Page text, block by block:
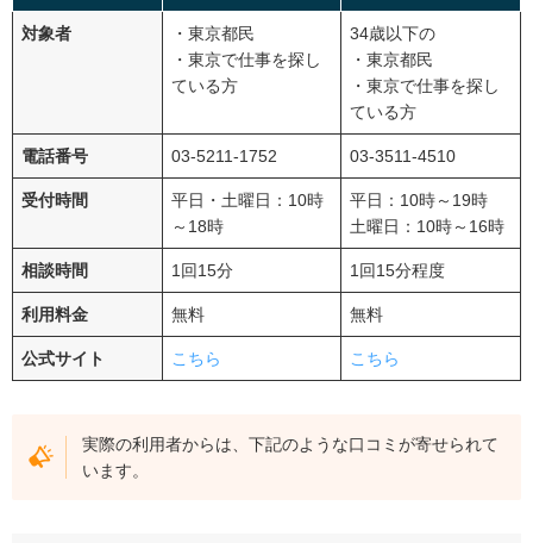
対象者
・東京都民
・東京で仕事を探し
ている方
34歳以下の
・東京都民
・東京で仕事を探し
ている方
電話番号 03-5211-1752 03-3511-4510
受付時間
平日・土曜日：10時
～18時
平日：10時～19時
土曜日：10時～16時
相談時間 1回15分 1回15分程度
利用料金 無料 無料
公式サイト こちら こちら
実際の利用者からは、下記のような口コミが寄せられて
います。